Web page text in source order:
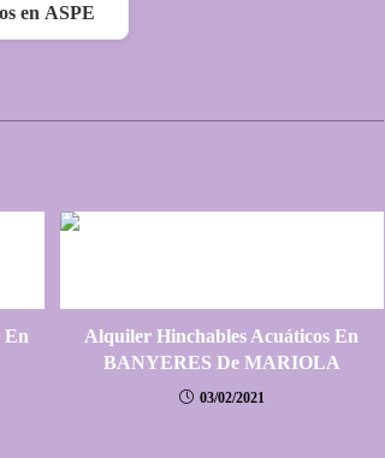
en ASPE
En
Alquiler Hinchables Acuáticos En
BANYERES De MARIOLA
03/02/2021